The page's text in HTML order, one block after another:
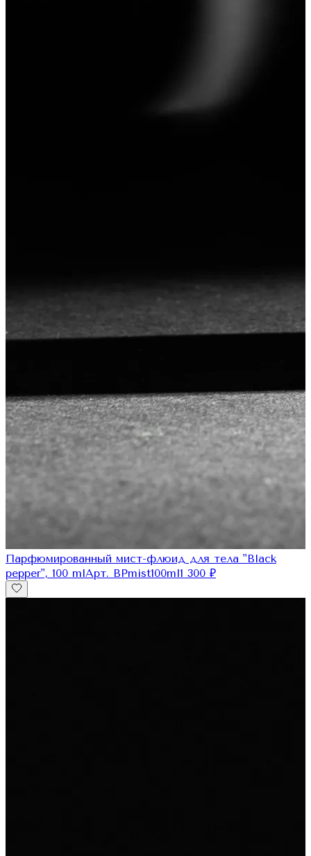
Парфюмированный мист-флюид для тела "Black
pepper", 100 mlАрт. BPmist100ml1 300 ₽